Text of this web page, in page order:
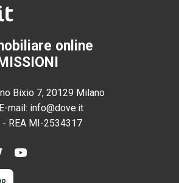
online
Bixio 7, 20129 Milano
E-mail: info@dove.it
- REA MI-2534317